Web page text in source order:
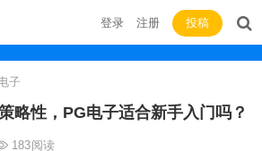
登录 注册 投稿
子
略性，PG电子适合新手入门吗？
183阅读